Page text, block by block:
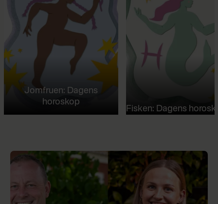
Jomfruen: Dagens
horoskop
Fisken: Dagens